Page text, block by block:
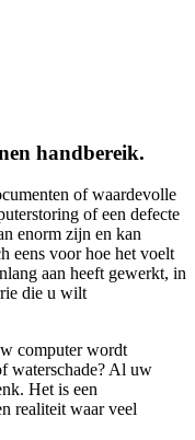
handbereik.
of waardevolle
of een defecte
enorm zijn en kan
eens voor hoe het voelt
aan heeft gewerkt, in
die u wilt
computer wordt
waterschade? Al uw
Het is een
realiteit waar veel